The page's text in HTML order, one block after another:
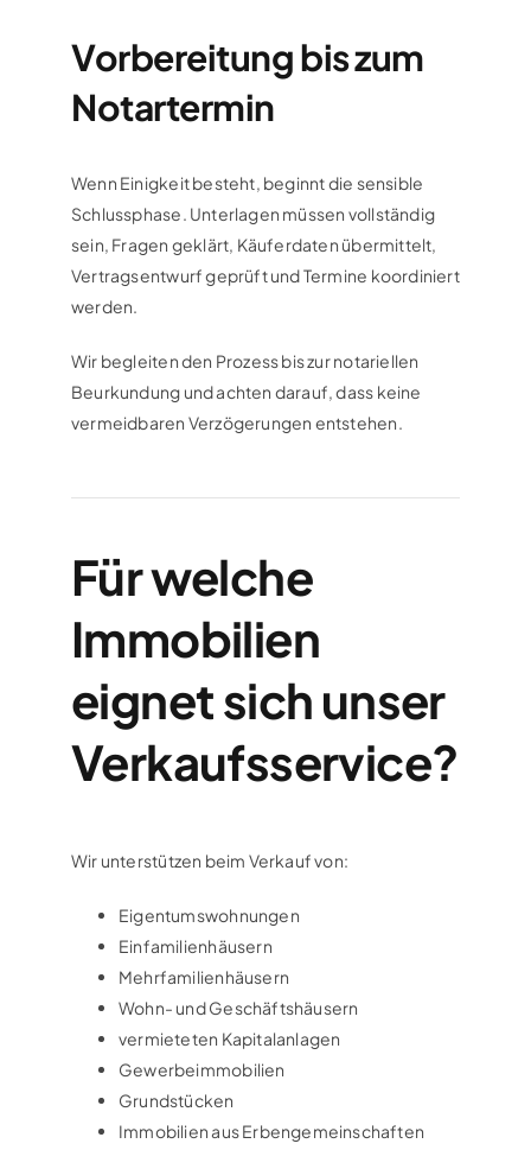
Vorbereitung bis zum
Notartermin
Wenn Einigkeit besteht, beginnt die sensible
Schlussphase. Unterlagen müssen vollständig
sein, Fragen geklärt, Käuferdaten übermittelt,
Vertragsentwurf geprüft und Termine koordiniert
werden.
Wir begleiten den Prozess bis zur notariellen
Beurkundung und achten darauf, dass keine
vermeidbaren Verzögerungen entstehen.
Für welche
Immobilien
eignet sich unser
Verkaufsservice?
Wir unterstützen beim Verkauf von:
Eigentumswohnungen
Einfamilienhäusern
Mehrfamilienhäusern
Wohn- und Geschäftshäusern
vermieteten Kapitalanlagen
Gewerbeimmobilien
Grundstücken
Immobilien aus Erbengemeinschaften